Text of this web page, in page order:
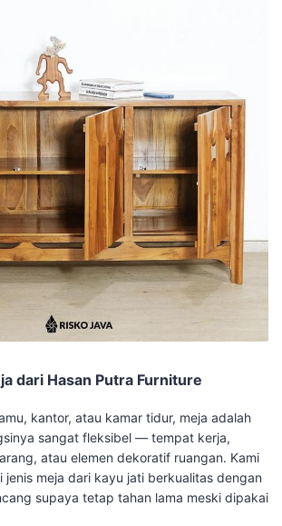
dari Hasan Putra Furniture
kantor, atau kamar tidur, meja adalah
sangat fleksibel — tempat kerja,
atau elemen dekoratif ruangan. Kami
jenis meja dari kayu jati berkualitas dengan
supaya tetap tahan lama meski dipakai